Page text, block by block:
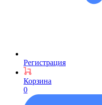
Регистрация
Корзина
0